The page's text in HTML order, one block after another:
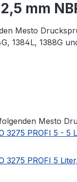
mm
Mesto
1384L, 1388G
Mesto
3275 PROFI 5 - 5
3275 PROFI 5